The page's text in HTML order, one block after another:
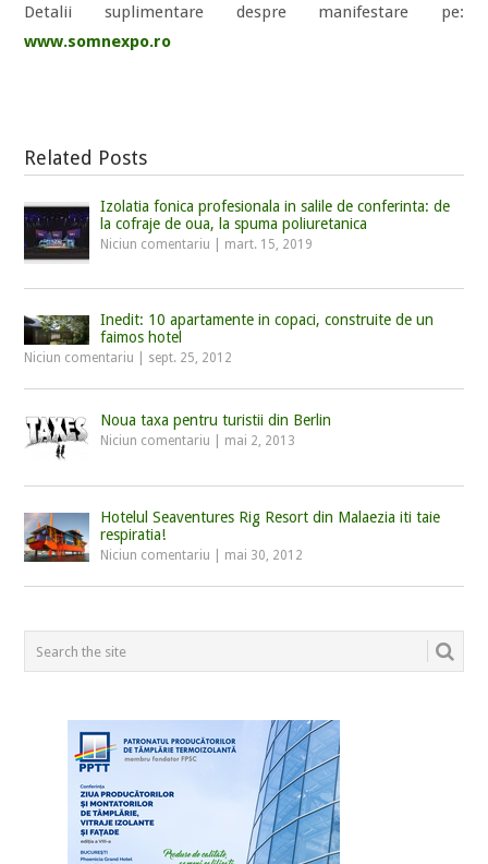
Detalii suplimentare despre manifestare pe:
www.somnexpo.ro
Related Posts
Izolatia fonica profesionala in salile de conferinta: de
la cofraje de oua, la spuma poliuretanica
Niciun comentariu mart. 15, 2019
Inedit: 10 apartamente in copaci, construite de un
faimos hotel
Niciun comentariu sept. 25, 2012
Noua taxa pentru turistii din Berlin
Niciun comentariu mai 2, 2013
Hotelul Seaventures Rig Resort din Malaezia iti taie
respiratia!
Niciun comentariu mai 30, 2012